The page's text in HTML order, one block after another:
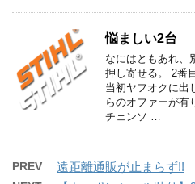
悩ましい2台
なにはともあれ、
押し寄せる。 2番
当初ヤフオクに出
らのオファーが有
チェンソ …
PREV 遠距離通販が止まらず!!